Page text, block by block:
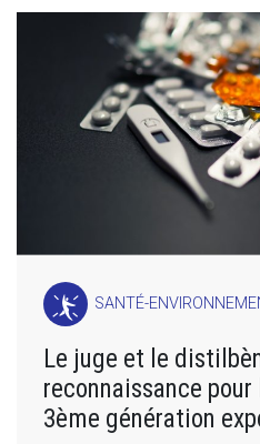
SANTÉ-
Le juge et le
reconnaissance
3ème génération